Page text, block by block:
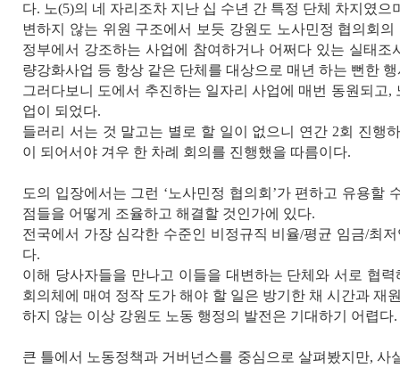
다. 노(5)의 네 자리조차 지난 십 수년 간 특정 단체 차지였으
변하지 않는 위원 구조에서 보듯 강원도 노사민정 협의회
정부에서 강조하는 사업에 참여하거나 어쩌다 있는 실태조
량강화사업 등 항상 같은 단체를 대상으로 매년 하는 뻔한
그러다보니 도에서 추진하는 일자리 사업에 매번 동원되고,
업이 되었다.
들러리 서는 것 말고는 별로 할 일이 없으니 연간 2회 진행
이 되어서야 겨우 한 차례 회의를 진행했을 따름이다.
도의 입장에서는 그런 ‘ 노사민정 협의회 ’가 편하고 유용할
점들을 어떻게 조율하고 해결할 것인가에 있다.
전국에서 가장 심각한 수준인 비정규직 비율/평균 임금/최
다.
이해 당사자들을 만나고 이들을 대변하는 단체와 서로 협
회의체에 매여 정작 도가 해야 할 일은 방기한 채 시간과 재
하지 않는 이상 강원도 노동 행정의 발전은 기대하기 어렵다.
큰 틀에서 노동정책과 거버넌스를 중심으로 살펴봤지만, 사